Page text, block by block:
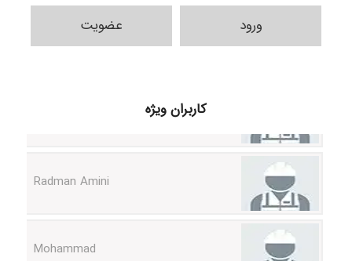
ورود عضویت
کاربران ویژه